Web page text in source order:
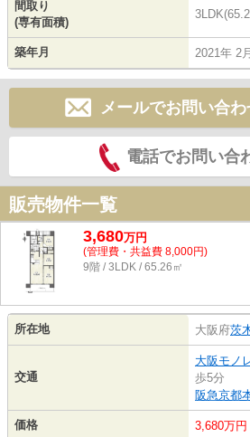
間取り
(専有面積)
築年月 2021年 2
メールでお問い合
電話でお問い合
販売物件一覧
3,680万円
(管理費・共益費 8,000円)
9階 / 3LDK / 65.26㎡
所在地 大阪府茨
交通
大阪モノ
歩5分
阪急京都
価格 3,680万円